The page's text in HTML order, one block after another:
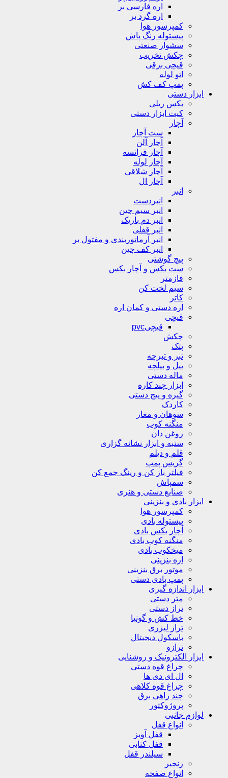
اره فارسی بر
اره گرد بر
کمپرسور هوا
پیستوله رنگ پاش
سشوار صنعتی
چکش تخریب
قیچی برقی
اتو لوله
پمپ کف کش
ابزار دستی
بکس ریلی
کیت ابزار دستی
آچار
ست آچار
آچار آلن
آچار فرانسه
آچار لوله
آچار شلاقی
آچار ال
انبر
انبردست
انبر سیم چین
انبر دم باریک
انبر قفلی
انبر آرماتوربندی و مفتول بر
انبر کف چین
پیچ گوشتی
ست بکس و آچار بکس
فازمتر
سیم لخت کن
کاتر
اره دستی و کمان اره
قیچی
قیچیpvc
چکش
پتک
تبر و تبرچه
بیل و بیلچه
ماله دستی
ابزار چند کاره
گیره و پیج دستی
کاردک
سوهان و مغار
منگنه کوب
روغن دان
سنبه و ابزار نشانه گزاری
قلم و دیلم
گریس پمپ
فیلتر باز کن و رینگ جمع کن
سمپاش
صنایع دستی و هنری
ابزار بادی و بنزینی
کمپرسور هوا
پیستوله بادی
آچار بکس بادی
منگنه کوب بادی
میخکوب بادی
اره بنزینی
موتور برق بنزینی
پمپ بادی دستی
ابزار اندازه گیری
متر دستی
تراز دستی
خط کش و گونیا
تراز لیزری
باسکول دیجیتال
ترازو
ابزار الکترونیک و روشنایی
چراغ قوه دستی
ال ای دی ها
چراغ قوه کلاهی
چند راهی برق
پروژوکتور
لوازم جانبی
انواع قفل
قفل آویز
قفل کتابی
سیلندر قفل
زنجیر
انواع صفحه